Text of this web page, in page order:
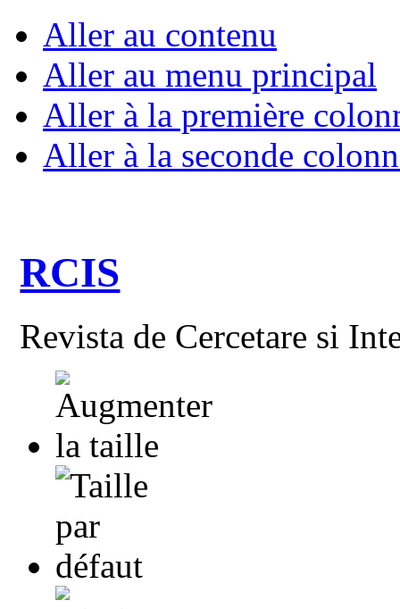
Aller au contenu
Aller au menu principal
Aller à la première
Aller à la seconde
RCIS
Revista de Cercetare si